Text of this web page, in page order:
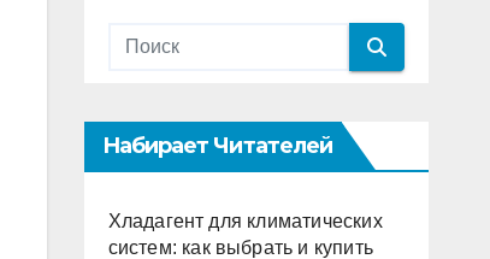
Набирает Читателей
Хладагент для климатических
систем: как выбрать и купить